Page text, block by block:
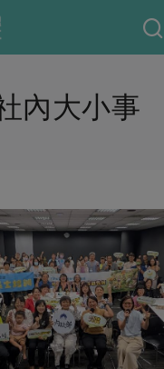
乳製品
米麵雜糧
！
滿結束
一籃菜真心話
合作聯合國
生活提案
內大小事